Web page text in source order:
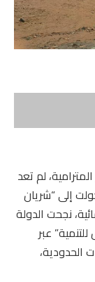
لم تعد
إلى “شريان
نجحت الدولة
عبر